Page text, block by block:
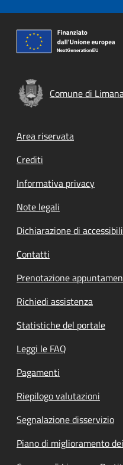
Comune di
Footer menu
Area riservata
Crediti
Informativa privacy
Note legali
Dichiarazione di
Contatti
Prenotazione
Richiedi assistenza
Statistiche del portale
Leggi le FAQ
Pagamenti
Riepilogo valutazioni
Segnalazione disservizio
Piano di miglioramento